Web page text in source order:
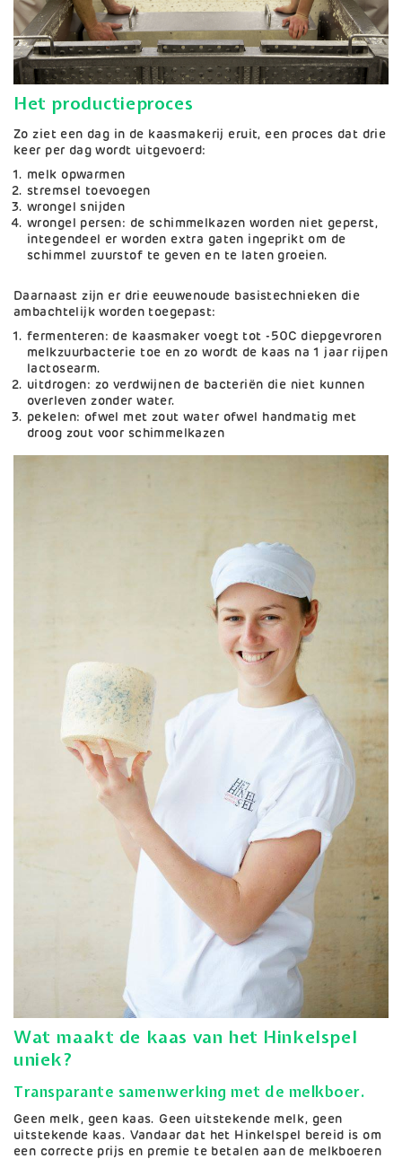
Het productieproces
Zo ziet een dag in de kaasmakerij eruit, een proces dat drie
keer per dag wordt uitgevoerd:
melk opwarmen
stremsel toevoegen
wrongel snijden
wrongel persen: de schimmelkazen worden niet geperst,
integendeel er worden extra gaten ingeprikt om de
schimmel zuurstof te geven en te laten groeien.
Daarnaast zijn er drie eeuwenoude basistechnieken die
ambachtelijk worden toegepast:
fermenteren: de kaasmaker voegt tot -50C diepgevroren
melkzuurbacterie toe en zo wordt de kaas na 1 jaar rijpen
lactosearm.
uitdrogen: zo verdwijnen de bacteriën die niet kunnen
overleven zonder water.
pekelen: ofwel met zout water ofwel handmatig met
droog zout voor schimmelkazen
Wat maakt de kaas van het Hinkelspel
uniek?
Transparante samenwerking met de melkboer.
Geen melk, geen kaas. Geen uitstekende melk, geen
uitstekende kaas. Vandaar dat het Hinkelspel bereid is om
een correcte prijs en premie te betalen aan de melkboeren